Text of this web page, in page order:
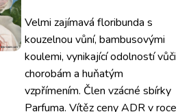
Velmi zajímavá floribunda s
kouzelnou vůní, bambusovými
koulemi, vynikající odolností vůči
chorobám a huňatým
vzpřímením. Člen vzácné sbírky
Parfuma. Vítěz ceny ADR v roce